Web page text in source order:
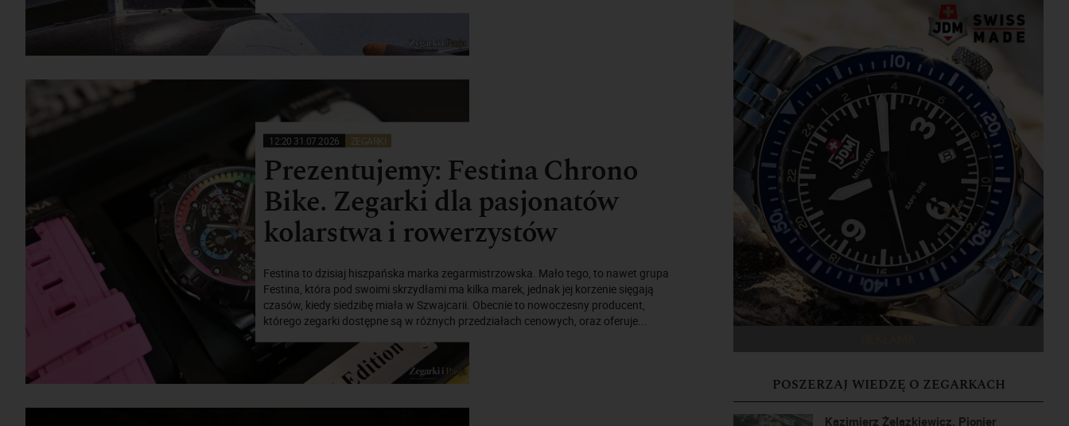
12:20 31.07.2026 ZEGARKI
Prezentujemy: Festina Chrono
Bike. Zegarki dla pasjonatów
kolarstwa i rowerzystów
Festina to dzisiaj hiszpańska marka zegarmistrzowska. Mało tego, to nawet grupa
Festina, która pod swoimi skrzydłami ma kilka marek, jednak jej korzenie sięgają
czasów, kiedy siedzibę miała w Szwajcarii. Obecnie to nowoczesny producent,
którego zegarki dostępne są w różnych przedziałach cenowych, oraz oferuje...
POSZERZAJ WIEDZĘ O ZEGARKACH
Kazimierz Żelazkiewicz. Pionier